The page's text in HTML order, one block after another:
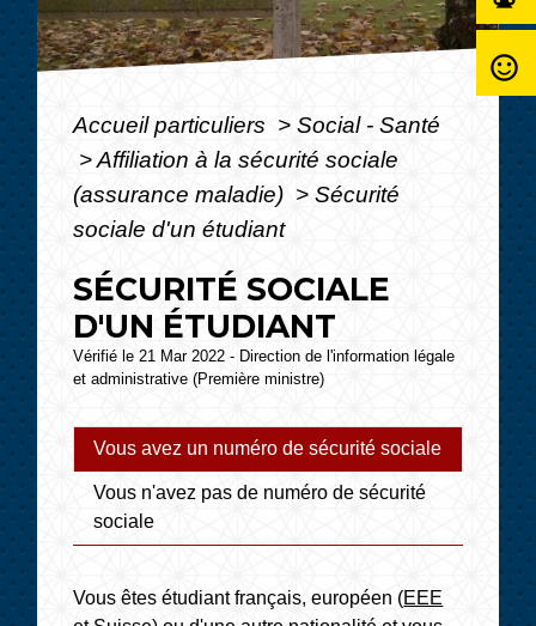
Accueil particuliers > Social - Santé
>Affiliation à la sécurité sociale
(assurance maladie) > Sécurité
sociale d'un étudiant
SÉCURITÉ SOCIALE
D'UN ÉTUDIANT
Vérifié le 21 Mar 2022 - Direction de l'information légale
et administrative (Première ministre)
Vous avez un numéro de sécurité sociale
Vous n'avez pas de numéro de sécurité
sociale
Vous êtes étudiant français, européen (EEE
sentiment_satisfied_alt